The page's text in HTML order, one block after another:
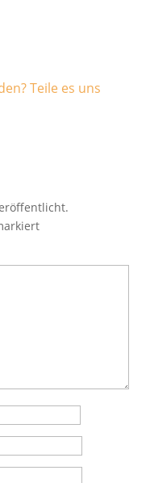
Teile es uns